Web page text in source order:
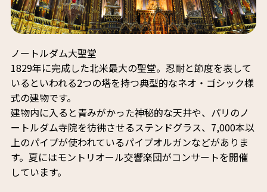
ノートルダム大聖堂
1829年に完成した北米最大の聖堂。忍耐と節度を表して
いるといわれる2つの塔を持つ典型的なネオ・ゴシック様
式の建物です。
建物内に入ると青みがかった神秘的な天井や、パリのノ
ートルダム寺院を彷彿させるステンドグラス、7,000本以
上のパイプが使われているパイプオルガンなどがありま
す。夏にはモントリオール交響楽団がコンサートを開催
しています。